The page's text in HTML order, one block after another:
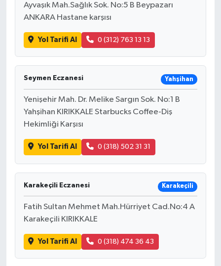
Ayvaşık Mah.Sağlık Sok. No:5 B Beypazarı
ANKARA Hastane karşısı
Yol Tarifi Al 0 (312) 763 13 13
Seymen Eczanesi Yahşihan
Yenişehir Mah. Dr. Melike Sargın Sok. No:1 B
Yahşihan KIRIKKALE Starbucks Coffee-Diş
Hekimliği Karşısı
Yol Tarifi Al 0 (318) 502 31 31
Karakeçili Eczanesi Karakeçili
Fatih Sultan Mehmet Mah.Hürriyet Cad.No:4 A
Karakeçili KIRIKKALE
Yol Tarifi Al 0 (318) 474 36 43